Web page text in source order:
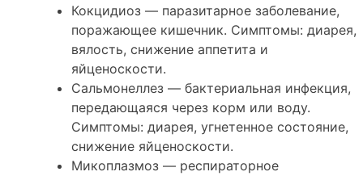
Кокцидиоз — паразитарное заболевание,
поражающее кишечник. Симптомы: диарея,
вялость, снижение аппетита и
яйценоскости.
Сальмонеллез — бактериальная инфекция,
передающаяся через корм или воду.
Симптомы: диарея, угнетенное состояние,
снижение яйценоскости.
Микоплазмоз — респираторное